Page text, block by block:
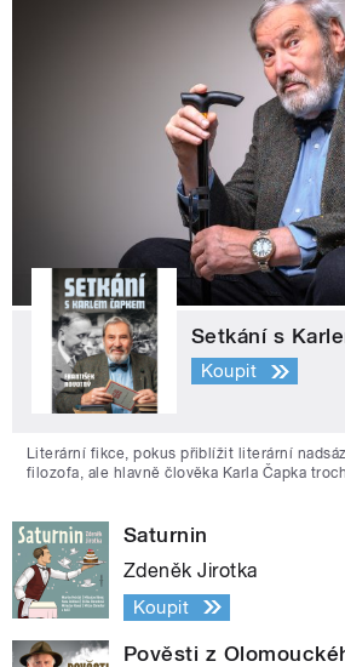
Setkání s
Koupit
Literární fikce, pokus přiblížit literární
filozofa, ale hlavně člověka Karla Čapka
Saturnin
Zdeněk Jirotka
Koupit
Pověsti z